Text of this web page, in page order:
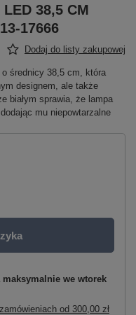
38,5 CM
17666
Dodaj do listy zakupowej
średnicy 38,5 cm, która
designem, ale także
białym sprawia, że lampa
mu niepowtarzalne
maksymalnie we wtorek
od 300,00 zł